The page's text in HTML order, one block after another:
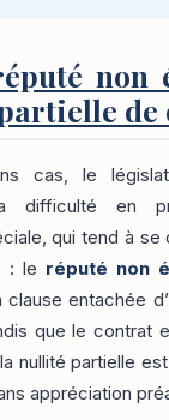
non
cas, le
difficulté en
qui tend à se
: le réputé non
clause entachée
que le contrat
nullité partielle
appréciation